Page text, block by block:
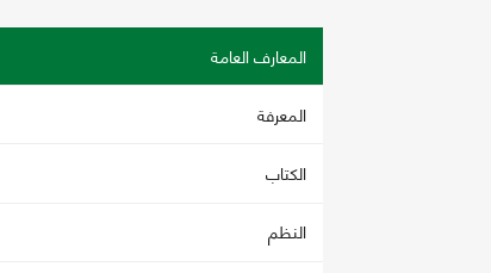
المعارف العامة
المعرفة
الكتاب
النظم